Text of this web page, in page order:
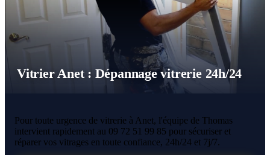
Vitrier Anet : Dépannage vitrerie 24h/24
Pour toute urgence de vitrerie à Anet, l'équipe de Thomas
intervient rapidement au 09 72 51 99 85 pour sécuriser et
réparer vos vitrages en toute confiance, 24h/24 et 7j/7.